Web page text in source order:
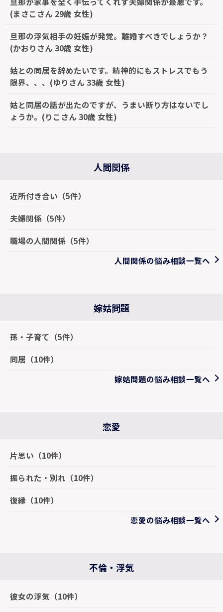
(まさこさん 29歳 女性)
旦那の浮気相手の妊娠が発覚。離婚すべきでしょうか？
(かおりさん 30歳 女性)
姑との同居を辞めたいです。精神的にもストレスでもう
限界、、、(ゆりさん 33歳 女性)
姑と同居の話が出たのですが、うまい断り方はないでし
ょうか。(りこさん 30歳 女性)
人間関係
近所付き合い（5件）
夫婦関係（5件）
職場の人間関係（5件）
人間関係の悩み相談一覧へ
嫁姑問題
孫・子育て（5件）
同居（10件）
嫁姑問題の悩み相談一覧へ
恋愛
片思い（10件）
振られた・別れ（10件）
復縁（10件）
恋愛の悩み相談一覧へ
不倫・浮気
彼女の浮気（10件）